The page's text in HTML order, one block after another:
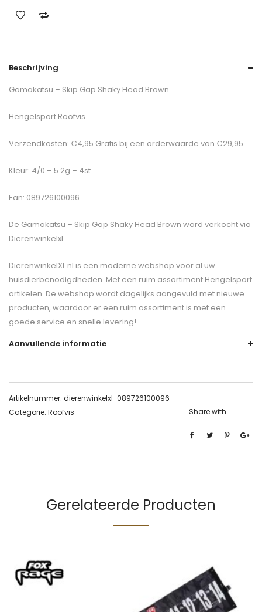
Beschrijving
Gamakatsu – Skip Gap Shaky Head Brown
Hengelsport Roofvis
Verzendkosten: €4,95 Gratis bij een orderwaarde van €29,95
Kleur: 4/0 – 5.2g – 4st
Ean: 089726100096
De Gamakatsu – Skip Gap Shaky Head Brown word verkocht via
Dierenwinkelxl
DierenwinkelXL.nl is een moderne webshop voor al uw
huisdierbenodigdheden. Met een ruim assortiment Hengelsport
artikelen. De webshop wordt dagelijks aangevuld met nieuwe
producten, waardoor er een ruim assortiment is met een
goede service en snelle levering!
Aanvullende informatie
Artikelnummer: dierenwinkelxl-089726100096
Categorie: Roofvis Share with
Gerelateerde Producten